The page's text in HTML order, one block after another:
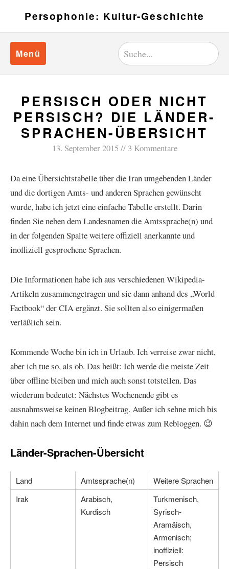
Persophonie: Kultur-Geschichte
Menü
PERSISCH ODER NICHT
PERSISCH? DIE LÄNDER-
SPRACHEN-ÜBERSICHT
13. September 2015 3 Kommentare
Da eine Übersichtstabelle über die Iran umgebenden Länder
und die dortigen Amts- und anderen Sprachen gewünscht
wurde, habe ich jetzt eine einfache Tabelle erstellt. Darin
finden Sie neben dem Landesnamen die Amtssprache(n) und
in der folgenden Spalte weitere offiziell anerkannte und
inoffiziell gesprochene Sprachen.
Die Informationen habe ich aus verschiedenen Wikipedia-
Artikeln zusammengetragen und sie dann anhand des „World
Factbook“ der CIA ergänzt. Sie sollten also einigermaßen
verläßlich sein.
Kommende Woche bin ich in Urlaub. Ich verreise zwar nicht,
aber ich tue so, als ob. Das heißt: Ich werde die meiste Zeit
über offline bleiben und mich auch sonst totstellen. Das
wiederum bedeutet: Nächstes Wochenende gibt es
ausnahmsweise keinen Blogbeitrag. Außer ich sehne mich bis
dahin nach dem Internet und finde etwas zum Rebloggen. 😉
Länder-Sprachen-Übersicht
Land Amtssprache(n)
Weitere Sprachen
Irak
Arabisch,
Kurdisch
Turkmenisch,
Syrisch-
Aramäisch,
Armenisch;
inoffiziell:
Persisch